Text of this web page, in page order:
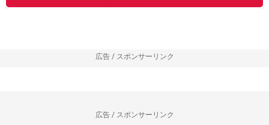
広告 / スポンサーリンク
広告 / スポンサーリンク